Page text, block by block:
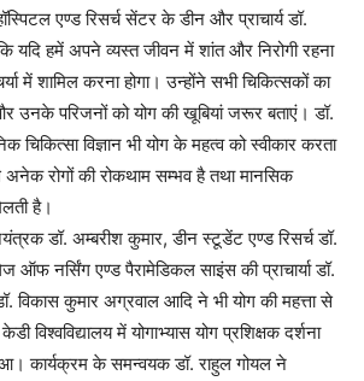
एण्ड रिसर्च सेंटर के डीन और प्राचार्य डॉ.
हमें अपने व्यस्त जीवन में शांत और निरोगी रहना
में शामिल करना होगा। उन्होंने सभी चिकित्सकों का
उनके परिजनों को योग की खूबियां जरूर बताएं। डॉ.
विज्ञान भी योग के महत्व को स्वीकार करता
अनेक रोगों की रोकथाम सम्भव है तथा मानसिक
है।
डॉ. अम्बरीश कुमार, डीन स्टूडेंट एण्ड रिसर्च डॉ.
ऑफ नर्सिंग एण्ड पैरामेडिकल साइंस की प्राचार्या डॉ.
विकास कुमार अग्रवाल आदि ने भी योग की महत्ता से
विश्वविद्यालय में योगाभ्यास योग प्रशिक्षक दर्शना
कार्यक्रम के समन्वयक डॉ. राहुल गोयल ने